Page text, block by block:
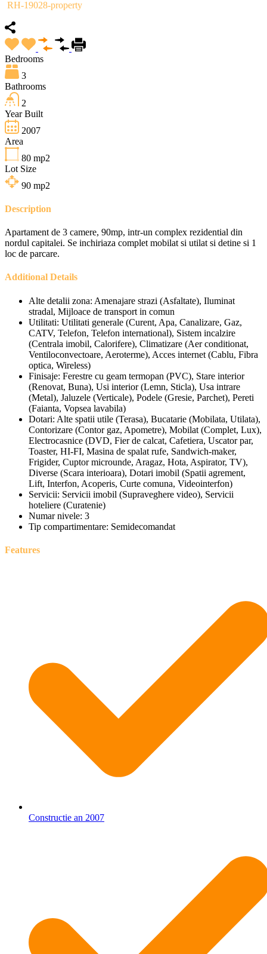
RH-19028-property
Bedrooms
3
Bathrooms
2
Year Built
2007
Area
80 mp2
Lot Size
90 mp2
Description
Apartament de 3 camere, 90mp, intr-un complex rezidential din
nordul capitalei. Se inchiriaza complet mobilat si utilat si detine si 1
loc de parcare.
Additional Details
Alte detalii zona: Amenajare strazi (Asfaltate), Iluminat
stradal, Mijloace de transport in comun
Utilitati: Utilitati generale (Curent, Apa, Canalizare, Gaz,
CATV, Telefon, Telefon international), Sistem incalzire
(Centrala imobil, Calorifere), Climatizare (Aer conditionat,
Ventiloconvectoare, Aeroterme), Acces internet (Cablu, Fibra
optica, Wireless)
Finisaje: Ferestre cu geam termopan (PVC), Stare interior
(Renovat, Buna), Usi interior (Lemn, Sticla), Usa intrare
(Metal), Jaluzele (Verticale), Podele (Gresie, Parchet), Pereti
(Faianta, Vopsea lavabila)
Dotari: Alte spatii utile (Terasa), Bucatarie (Mobilata, Utilata),
Contorizare (Contor gaz, Apometre), Mobilat (Complet, Lux),
Electrocasnice (DVD, Fier de calcat, Cafetiera, Uscator par,
Toaster, HI-FI, Masina de spalat rufe, Sandwich-maker,
Frigider, Cuptor microunde, Aragaz, Hota, Aspirator, TV),
Diverse (Scara interioara), Dotari imobil (Spatii agrement,
Lift, Interfon, Acoperis, Curte comuna, Videointerfon)
Servicii: Servicii imobil (Supraveghere video), Servicii
hoteliere (Curatenie)
Numar nivele: 3
Tip compartimentare: Semidecomandat
Features
Constructie an 2007